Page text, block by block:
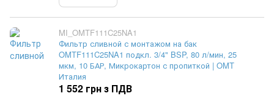
MI_OMTF111C25NA1
Фильтр сливной с монтажом на бак
OMTF111C25NA1 подкл. 3/4" BSP, 80 л/мин, 25
мкм, 10 БАР, Микрокартон с пропиткой | OMT
Италия
1 552 грн з ПДВ